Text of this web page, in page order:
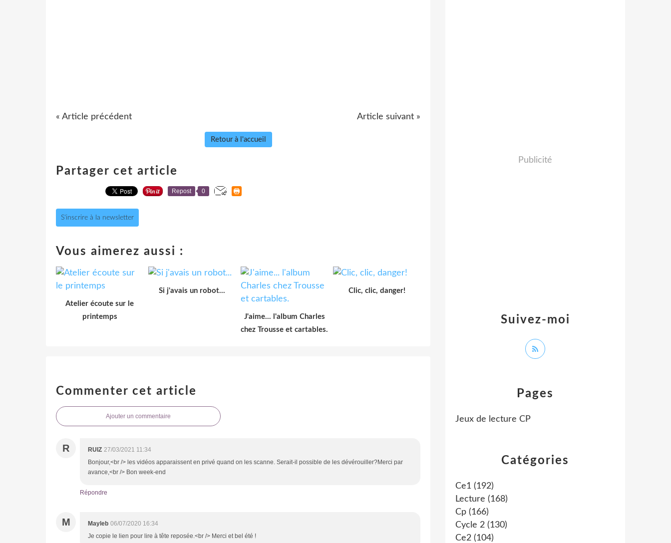
« Article précédent Article suivant »
Retour à l'accueil
Partager cet article
Repost 0
S'inscrire à la newsletter
Vous aimerez aussi :
Atelier écoute sur le
printemps
Si j'avais un robot...
J'aime... l'album Charles
chez Trousse et cartables.
Clic, clic, danger!
Commenter cet article
Ajouter un commentaire
R RUIZ 27/03/2021 11:34
Bonjour,<br /> les vidéos apparaissent en privé quand on les scanne. Serait-il possible de les dévérouiller?Merci par
avance,<br /> Bon week-end
Répondre
M Mayleb 06/07/2020 16:34
Je copie le lien pour lire à tête reposée.<br /> Merci et bel été !
Catégories
Ce1 (192)
Lecture (168)
Cp (166)
Cycle 2 (130)
Ce2 (104)
Pages
Jeux de lecture CP
Suivez-moi
Publicité